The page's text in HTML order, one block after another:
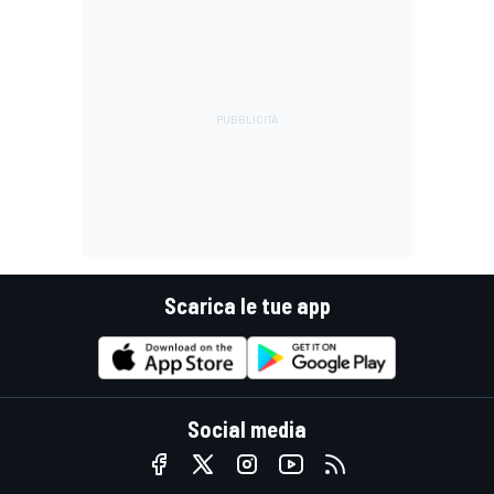
Scarica le tue app
Social media